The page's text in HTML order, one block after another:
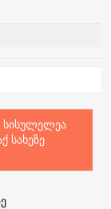
სისულელეა
სახეზე